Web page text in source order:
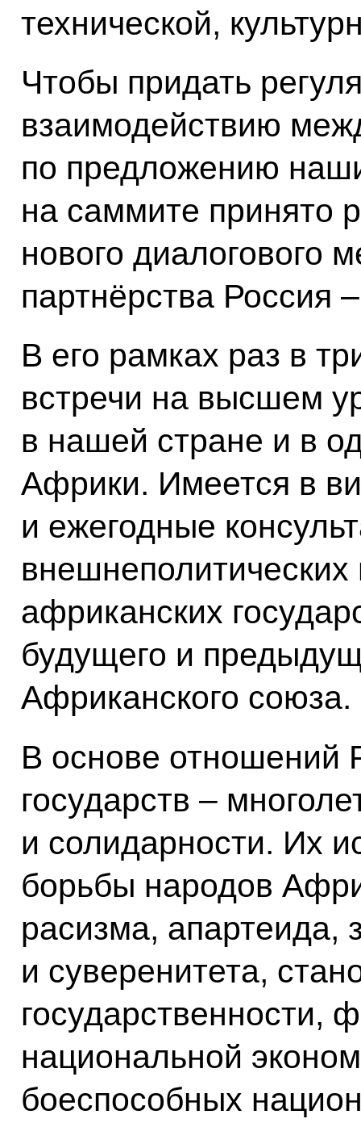
технической,
Чтобы придать
взаимодействию
по предложению
на саммите принято
нового диалогового
партнёрства Россия
В его рамках раз в
встречи на высшем
в нашей стране и в
Африки. Имеется в
и ежегодные
африканских
будущего и
Африканского союза.
В основе отношений
государств –
и солидарности. Их
борьбы народов
расизма, апартеида,
и суверенитета,
государственности,
национальной
боеспособных